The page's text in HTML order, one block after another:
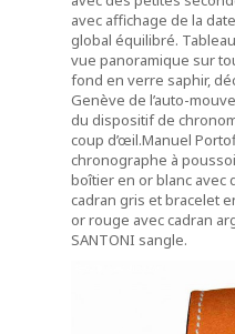
avec affichage de la
global équilibré.
vue panoramique sur
fond en verre saphir,
Genève de l’auto-
du dispositif de
coup d’œil.Manuel
chronographe à
boîtier en or blanc avec
cadran gris et bracelet
or rouge avec cadran
SANTONI sangle.